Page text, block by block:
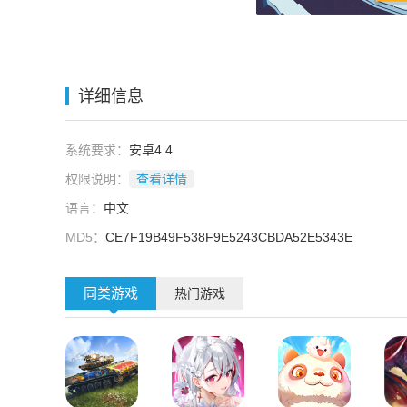
详细信息
系统要求： 安卓4.4
权限说明：
查看详情
语言： 中文
MD5： CE7F19B49F538F9E5243CBDA52E5343E
同类游戏 热门游戏